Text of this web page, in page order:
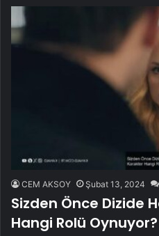
CEM AKSOY Şubat 13, 2024
Sizden Önce Dizide
Hangi Rolü Oynuyor?